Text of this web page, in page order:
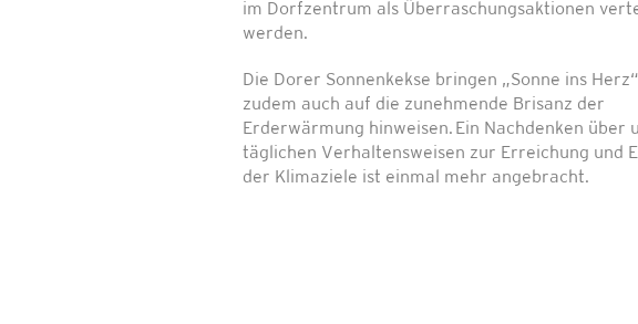
im Dorfzentrum als Überraschungsaktionen
werden.
Die Dorer Sonnenkekse bringen „Sonne ins
zudem auch auf die zunehmende Brisanz der
Erderwärmung hinweisen. Ein Nachdenken über
täglichen Verhaltensweisen zur Erreichung und
der Klimaziele ist einmal mehr angebracht.